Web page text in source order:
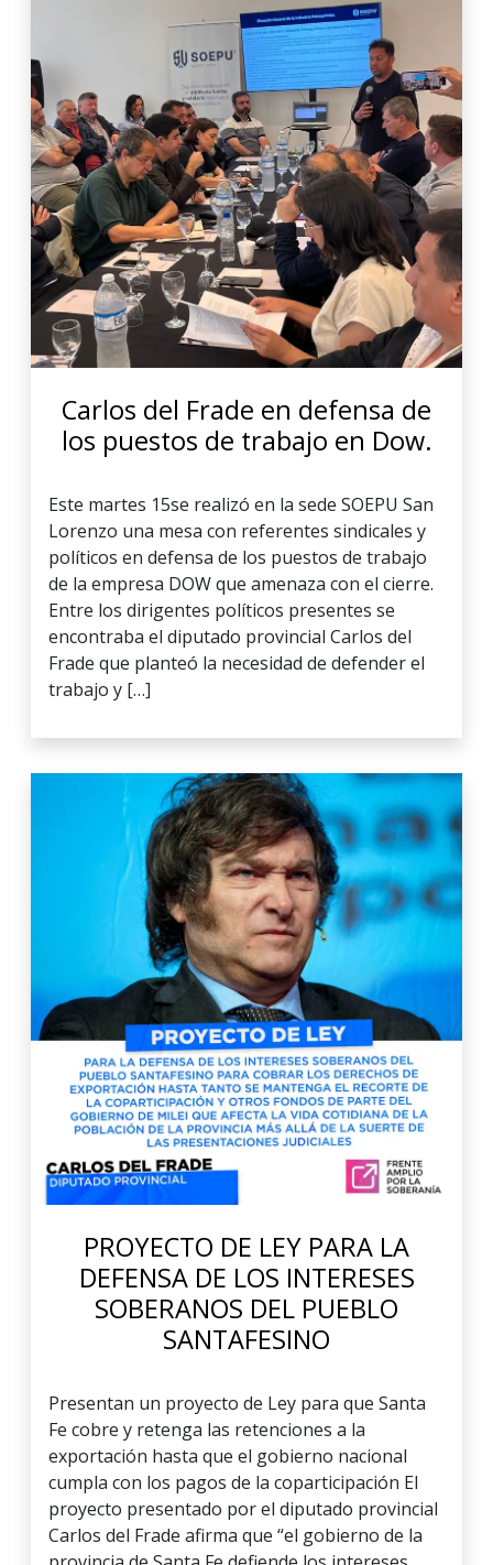
Carlos del Frade en defensa de
los puestos de trabajo en Dow.
Este martes 15se realizó en la sede SOEPU San
Lorenzo una mesa con referentes sindicales y
políticos en defensa de los puestos de trabajo
de la empresa DOW que amenaza con el cierre.
Entre los dirigentes políticos presentes se
encontraba el diputado provincial Carlos del
Frade que planteó la necesidad de defender el
trabajo y […]
PROYECTO DE LEY PARA LA
DEFENSA DE LOS INTERESES
SOBERANOS DEL PUEBLO
SANTAFESINO
Presentan un proyecto de Ley para que Santa
Fe cobre y retenga las retenciones a la
exportación hasta que el gobierno nacional
cumpla con los pagos de la coparticipación El
proyecto presentado por el diputado provincial
Carlos del Frade afirma que “el gobierno de la